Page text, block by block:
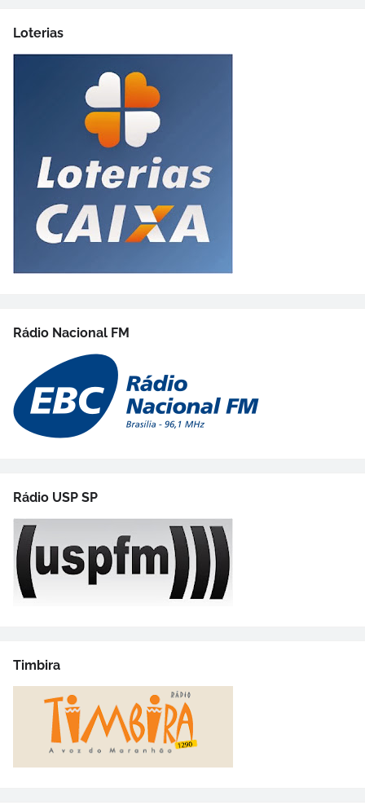
Loterias
Rádio Nacional FM
Rádio USP SP
Timbira